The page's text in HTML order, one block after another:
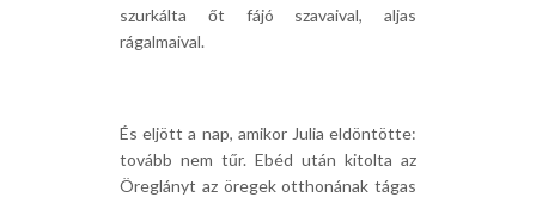
szurkálta őt fájó szavaival, aljas
rágalmaival.
És eljött a nap, amikor Julia eldöntötte:
tovább nem tűr. Ebéd után kitolta az
Öreglányt az öregek otthonának tágas